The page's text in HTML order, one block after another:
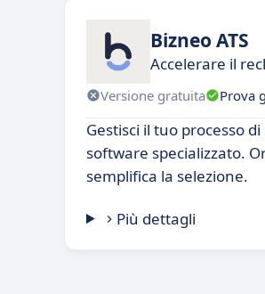
Bizneo ATS
Accelerare il
Versione gratuita Prova
Gestisci il tuo processo
software specializzato.
semplifica la selezione.
Più dettagli